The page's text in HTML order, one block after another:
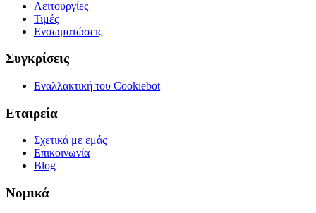
Λειτουργίες
Τιμές
Ενσωματώσεις
Συγκρίσεις
Εναλλακτική του Cookiebot
Εταιρεία
Σχετικά με εμάς
Επικοινωνία
Blog
Νομικά